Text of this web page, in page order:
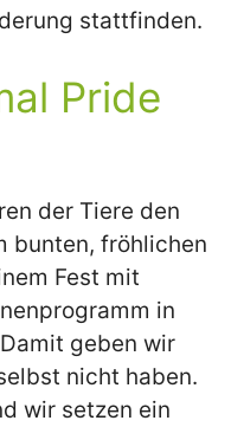
stattfinden.
Pride
der Tiere den
bunten, fröhlichen
Fest mit
in
geben wir
nicht haben.
wir setzen ein